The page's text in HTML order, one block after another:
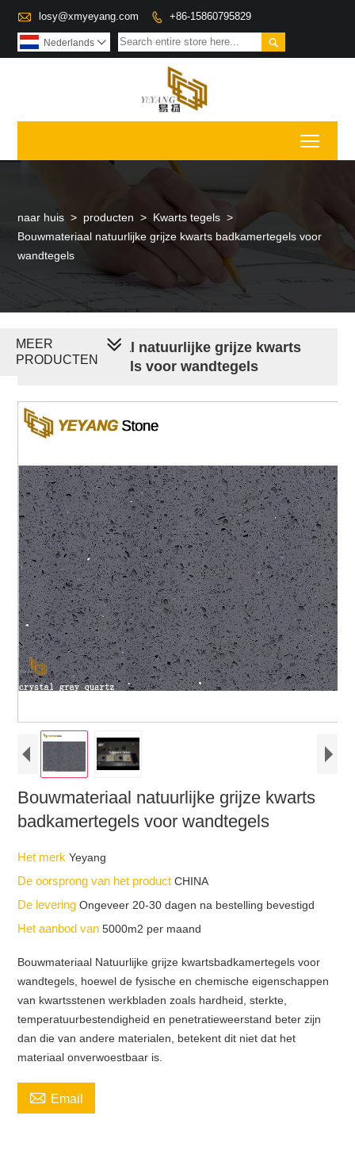
 losy@xmyeyang.com  +86-15860795829

Nederlands 
naar huis > producten > Kwarts tegels >
Bouwmateriaal natuurlijke grijze kwarts badkamertegels voor
wandtegels
Bouwmateriaal natuurlijke grijze kwarts
badkamertegels voor wandtegels
Bouwmateriaal natuurlijke grijze kwarts
badkamertegels voor wandtegels
Het merkYeyang
De oorsprong van het productCHINA
De leveringOngeveer 20-30 dagen na bestelling bevestigd
Het aanbod van5000m2 per maand
Bouwmateriaal Natuurlijke grijze kwartsbadkamertegels voor
wandtegels, hoewel de fysische en chemische eigenschappen
van kwartsstenen werkbladen zoals hardheid, sterkte,
temperatuurbestendigheid en penetratieweerstand beter zijn
dan die van andere materialen, betekent dit niet dat het
materiaal onverwoestbaar is.
 Email
MEER
PRODUCTEN